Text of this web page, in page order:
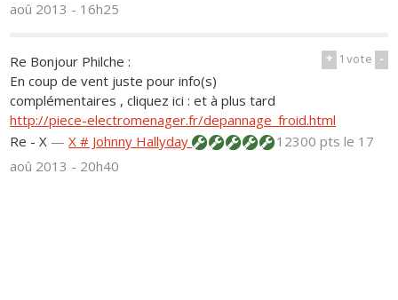
aoû 2013 - 16h25
+ 1vote -
Re Bonjour Philche :
En coup de vent juste pour info(s)
complémentaires , cliquez ici : et à plus tard
http://piece-electromenager.fr/depannage_froid.html
Re - X —X # Johnny Hallyday 12300 ptsle 17
aoû 2013 - 20h40